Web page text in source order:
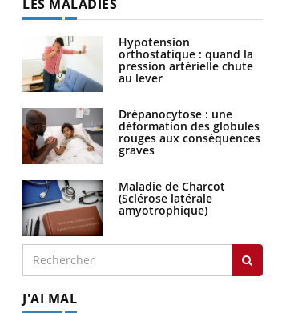
La sieste empêche-t-elle de dormir
la nuit ?
LES MALADIES
Hypotension
orthostatique : quand la
pression artérielle chute
au lever
Drépanocytose : une
déformation des globules
rouges aux conséquences
graves
Maladie de Charcot
(Sclérose latérale
amyotrophique)
J'AI MAL